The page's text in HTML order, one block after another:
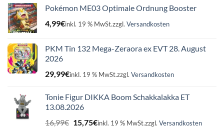
Pokémon ME03 Optimale Ordnung Booster
4,99€inkl. 19 % MwSt.zzgl. Versandkosten
PKM Tin 132 Mega-Zeraora ex EVT 28. August
2026
29,99€inkl. 19 % MwSt.zzgl. Versandkosten
Tonie Figur DIKKA Boom Schakkalakka ET
13.08.2026
16,99€ Ursprünglicher
Preis
15,75€Aktueller
inkl. 19 % MwSt.zzgl. Versandkosten